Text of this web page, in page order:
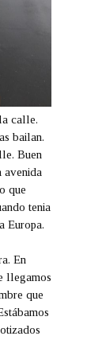
calle.
bailan.
Buen
avenida
que
tenia
Europa.
En
llegamos
que